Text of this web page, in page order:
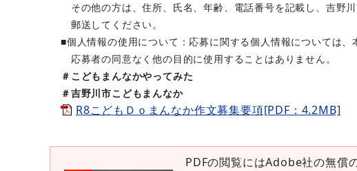
その他の方は、住所、氏名、年齢、電話番号を記載し、吉野
郵送してください。
■個人情報の使用について：応募に関する個人情報については、
応募者の同意なく他の目的に使用することはありません。
＃こどもまんなかやってみた
＃吉野川市こどもまんなか
R8こどもＤｏまんなか作文募集要項[PDF：4.2MB]
PDFの閲覧にはAdobe社の無